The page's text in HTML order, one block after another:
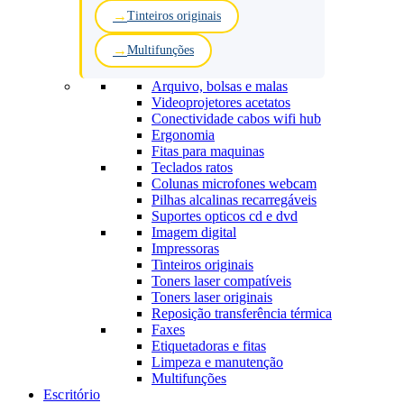
Tinteiros originais
Multifunções
Arquivo, bolsas e malas
Videoprojetores acetatos
Conectividade cabos wifi hub
Ergonomia
Fitas para maquinas
Teclados ratos
Colunas microfones webcam
Pilhas alcalinas recarregáveis
Suportes opticos cd e dvd
Imagem digital
Impressoras
Tinteiros originais
Toners laser compatíveis
Toners laser originais
Reposição transferência térmica
Faxes
Etiquetadoras e fitas
Limpeza e manutenção
Multifunções
Escritório